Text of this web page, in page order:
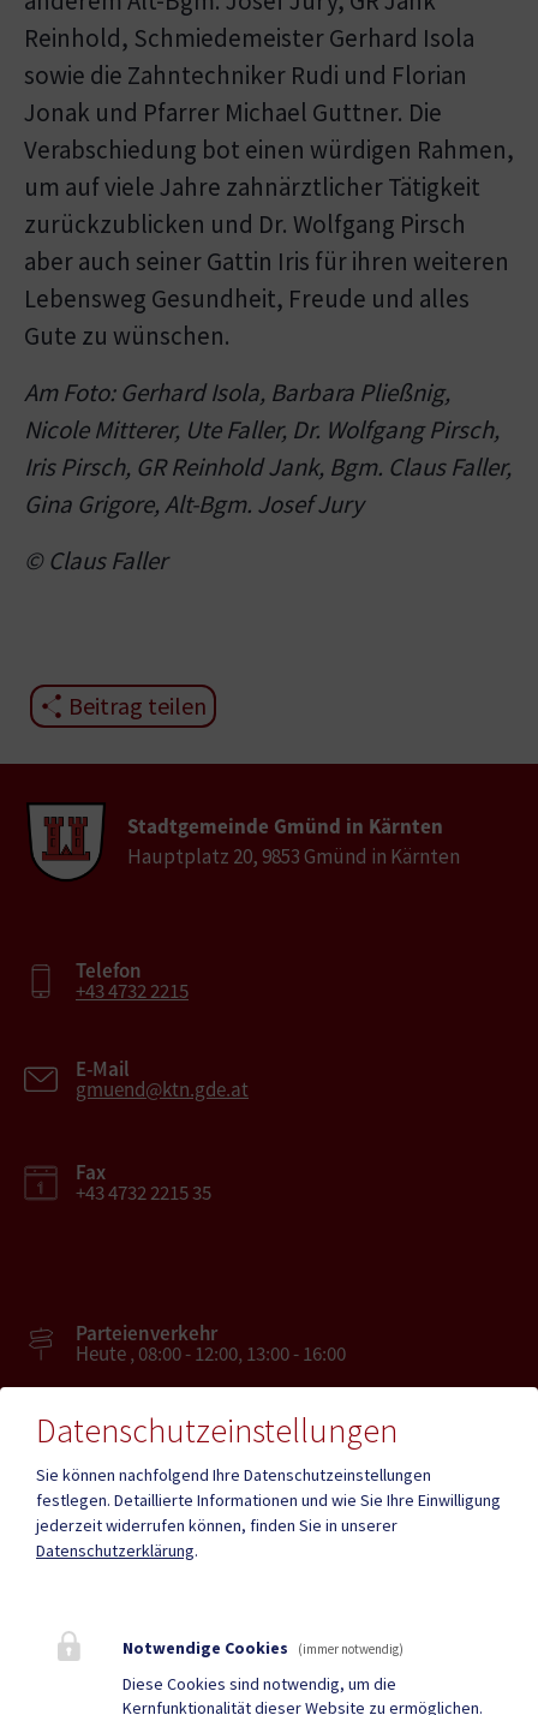
Reinhold, Schmiedemeister Gerhard Isola
sowie die Zahntechniker Rudi und Florian
Jonak und Pfarrer Michael Guttner. Die
Verabschiedung bot einen würdigen Rahmen,
um auf viele Jahre zahnärztlicher Tätigkeit
zurückzublicken und Dr. Wolfgang Pirsch
aber auch seiner Gattin Iris für ihren weiteren
Lebensweg Gesundheit, Freude und alles
Gute zu wünschen.
Am Foto: Gerhard Isola, Barbara Pließnig,
Nicole Mitterer, Ute Faller, Dr. Wolfgang Pirsch,
Iris Pirsch, GR Reinhold Jank, Bgm. Claus Faller,
Gina Grigore, Alt-Bgm. Josef Jury
© Claus Faller
Beitrag teilen
Stadtgemeinde Gmünd in Kärnten
Hauptplatz 20, 9853 Gmünd in Kärnten
Telefon
+43 4732 2215
E-Mail
gmuend@ktn.gde.at
Fax
+43 4732 2215 35
Parteienverkehr
Heute , 08:00 - 12:00, 13:00 - 16:00
Amtsstunden
Heute , 08:00 - 12:00 , 13:00 - 16:00
Mehr
Quicklinks
Geko digital Gemeinde-
Tourismus
Datenschutzeinstellungen
Sie können nachfolgend Ihre Datenschutzeinstellungen
festlegen. Detaillierte Informationen und wie Sie Ihre Einwilligung
jederzeit widerrufen können, finden Sie in unserer
Datenschutzerklärung.
Notwendige Cookies (immer notwendig)
Diese Cookies sind notwendig, um die
Kernfunktionalität dieser Website zu ermöglichen.